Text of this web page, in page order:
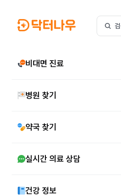
비대면 진료
병원 찾기
약국 찾기
실시간 의료 상담
건강 정보